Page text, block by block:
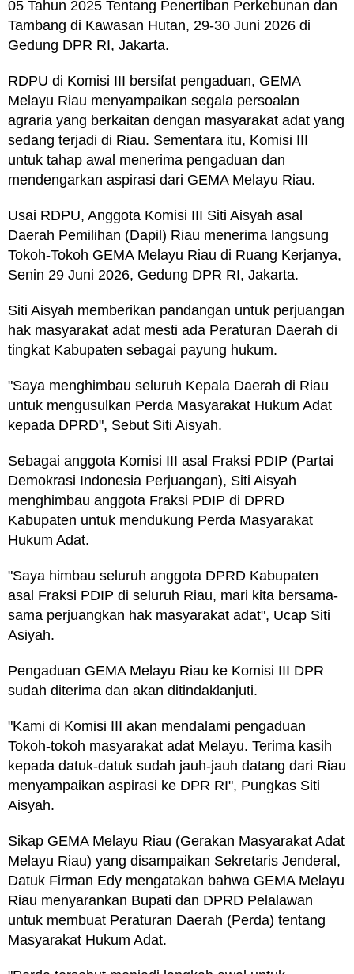
05 Tahun 2025 Tentang Penertiban Perkebunan dan
Tambang di Kawasan Hutan, 29-30 Juni 2026 di
Gedung DPR RI, Jakarta.
RDPU di Komisi III bersifat pengaduan, GEMA
Melayu Riau menyampaikan segala persoalan
agraria yang berkaitan dengan masyarakat adat yang
sedang terjadi di Riau. Sementara itu, Komisi III
untuk tahap awal menerima pengaduan dan
mendengarkan aspirasi dari GEMA Melayu Riau.
Usai RDPU, Anggota Komisi III Siti Aisyah asal
Daerah Pemilihan (Dapil) Riau menerima langsung
Tokoh-Tokoh GEMA Melayu Riau di Ruang Kerjanya,
Senin 29 Juni 2026, Gedung DPR RI, Jakarta.
Siti Aisyah memberikan pandangan untuk perjuangan
hak masyarakat adat mesti ada Peraturan Daerah di
tingkat Kabupaten sebagai payung hukum.
"Saya menghimbau seluruh Kepala Daerah di Riau
untuk mengusulkan Perda Masyarakat Hukum Adat
kepada DPRD", Sebut Siti Aisyah.
Sebagai anggota Komisi III asal Fraksi PDIP (Partai
Demokrasi Indonesia Perjuangan), Siti Aisyah
menghimbau anggota Fraksi PDIP di DPRD
Kabupaten untuk mendukung Perda Masyarakat
Hukum Adat.
"Saya himbau seluruh anggota DPRD Kabupaten
asal Fraksi PDIP di seluruh Riau, mari kita bersama-
sama perjuangkan hak masyarakat adat", Ucap Siti
Asiyah.
Pengaduan GEMA Melayu Riau ke Komisi III DPR
sudah diterima dan akan ditindaklanjuti.
"Kami di Komisi III akan mendalami pengaduan
Tokoh-tokoh masyarakat adat Melayu. Terima kasih
kepada datuk-datuk sudah jauh-jauh datang dari Riau
menyampaikan aspirasi ke DPR RI", Pungkas Siti
Aisyah.
Sikap GEMA Melayu Riau (Gerakan Masyarakat Adat
Melayu Riau) yang disampaikan Sekretaris Jenderal,
Datuk Firman Edy mengatakan bahwa GEMA Melayu
Riau menyarankan Bupati dan DPRD Pelalawan
untuk membuat Peraturan Daerah (Perda) tentang
Masyarakat Hukum Adat.